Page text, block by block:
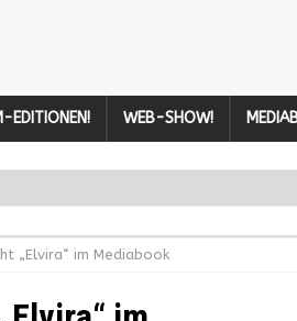
EDITIONEN! WEB-SHOW!
„Elvira“ im Mediabook